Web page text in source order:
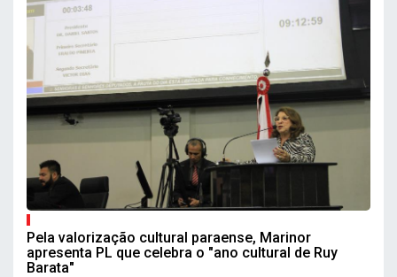
Pela valorização cultural paraense, Marinor
apresenta PL que celebra o "ano cultural de Ruy
Barata"